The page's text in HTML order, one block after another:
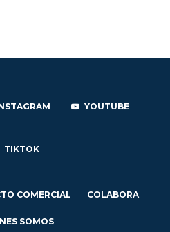
YOUTUBE
TIKTOK
COMERCIAL COLABORA
SOMOS